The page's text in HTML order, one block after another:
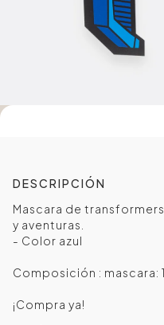
DESCRIPCIÓN
Mascara de
y aventuras.
- Color azul
Composición : mascara:
¡Compra ya!